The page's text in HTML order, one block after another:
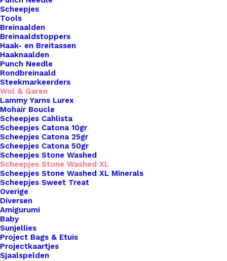
Scheepjes
Tools
Breinaalden
Breinaaldstoppers
Haak- en Breitassen
Haaknaalden
Punch Needle
Rondbreinaald
Steekmarkeerders
Wol & Garen
Lammy Yarns Lurex
Mohair Boucle
Scheepjes Cahlista
Scheepjes Catona 10gr
Scheepjes Catona 25gr
Scheepjes Catona 50gr
Scheepjes Stone Washed
Scheepjes Stone Washed XL
Scheepjes Stone Washed XL Minerals
Scheepjes Sweet Treat
Overige
Diversen
Amigurumi
Baby
Sunjellies
Project Bags & Etuis
Projectkaartjes
Sjaalspelden
Washed
XL
-
852
-
Lemon
Quartz
aantal
Toevoegen aan verlanglijst
Artikelnummer
Categorie
Naalddikte
Kleur
Binnen 1-3 werkdagen verzonden
Veilig betalen
Unieke en kwaliteitsproducten